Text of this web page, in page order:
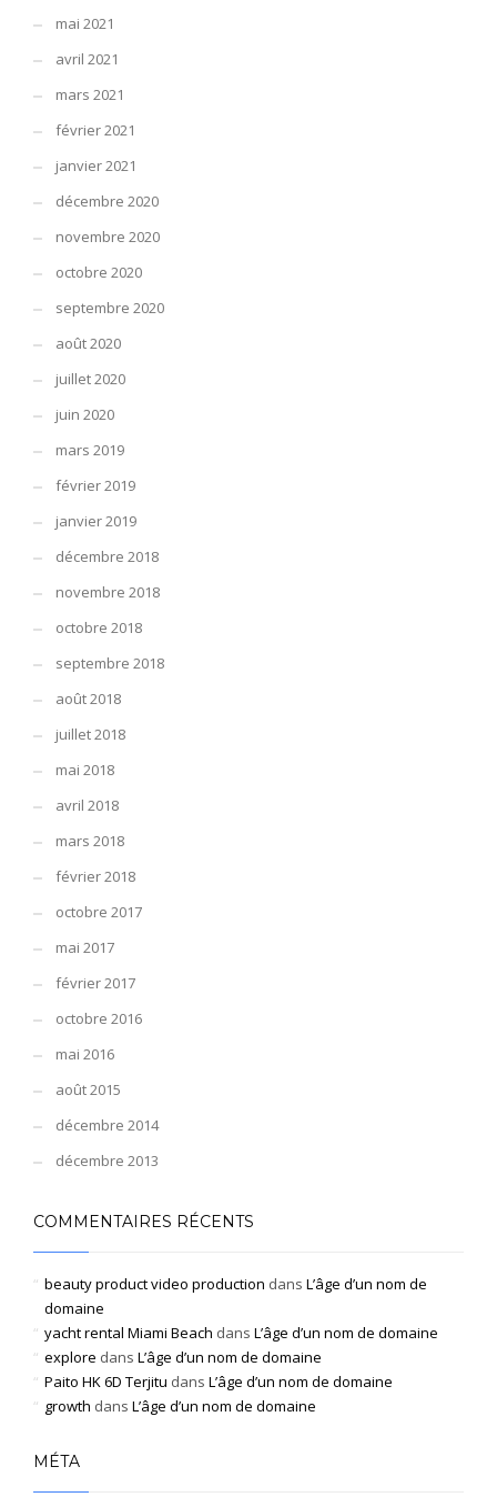
mai 2021
avril 2021
mars 2021
février 2021
janvier 2021
décembre 2020
novembre 2020
octobre 2020
septembre 2020
août 2020
juillet 2020
juin 2020
mars 2019
février 2019
janvier 2019
décembre 2018
novembre 2018
octobre 2018
septembre 2018
août 2018
juillet 2018
mai 2018
avril 2018
mars 2018
février 2018
octobre 2017
mai 2017
février 2017
octobre 2016
mai 2016
août 2015
décembre 2014
décembre 2013
COMMENTAIRES RÉCENTS
beauty product video production dans L’âge d’un nom de
domaine
yacht rental Miami Beach dans L’âge d’un nom de domaine
explore dans L’âge d’un nom de domaine
Paito HK 6D Terjitu dans L’âge d’un nom de domaine
growth dans L’âge d’un nom de domaine
MÉTA